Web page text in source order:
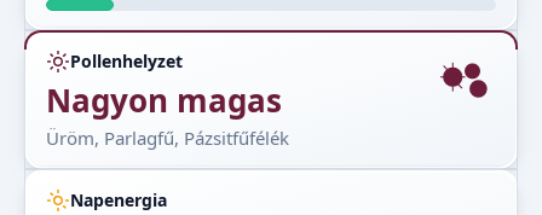
Pollenhelyzet
Nagyon magas
Üröm, Parlagfű, Pázsitfűfélék
Napenergia